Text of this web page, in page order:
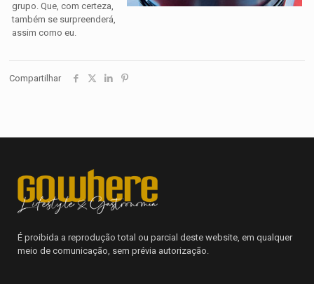
grupo. Que, com certeza,
também se surpreenderá,
assim como eu.
Compartilhar
É proibida a reprodução total ou parcial deste website, em qualquer
meio de comunicação, sem prévia autorização.